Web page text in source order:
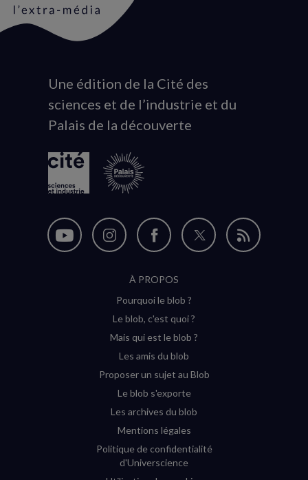
Animation
du
logo
Une édition de la Cité des
sciences et de l’industrie et du
Palais de la découverte
Nous
Nous
Instagram
(nouvelle
Nous
sur
Facebook
(nouvelle
Nous
Flux
À PROPOS
Pourquoi le blob ?
Le blob, c'est quoi ?
Mais qui est le blob ?
Les amis du blob
Proposer un sujet au Blob
Le blob s'exporte
Les archives du blob
Mentions légales
Politique de confidentialité
d'Universcience